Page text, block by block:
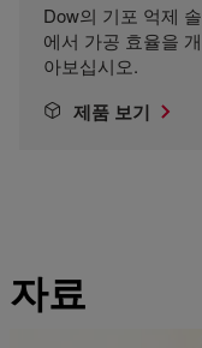
Dow의 기포 억제
에서 가공 효율을
아보십시오.
제품 보기
자료